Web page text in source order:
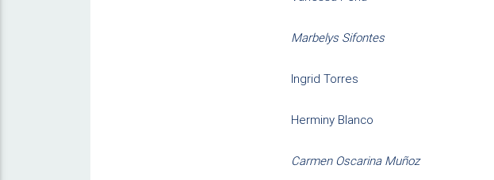
Marbelys Sifontes
Ingrid Torres
Herminy Blanco
Carmen Oscarina Muñoz